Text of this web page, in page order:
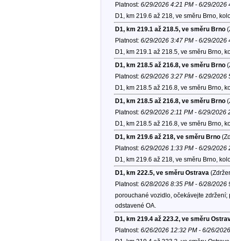
Platnost: 6/29/2026 4:21 PM - 6/29/2026
D1, km 219.6 až 218, ve směru Brno,
D1, km 219.1 až 218.5, ve směru Brno
Platnost: 6/29/2026 3:47 PM - 6/29/2026
D1, km 219.1 až 218.5, ve směru Brno,
D1, km 218.5 až 216.8, ve směru Brno
Platnost: 6/29/2026 3:27 PM - 6/29/2026
D1, km 218.5 až 216.8, ve směru Brno,
D1, km 218.5 až 216.8, ve směru Brno
Platnost: 6/29/2026 2:11 PM - 6/29/2026
D1, km 218.5 až 216.8, ve směru Brno,
D1, km 219.6 až 218, ve směru Brno
Platnost: 6/29/2026 1:33 PM - 6/29/2026
D1, km 219.6 až 218, ve směru Brno,
D1, km 222.5, ve směru Ostrava
Platnost: 6/28/2026 8:35 PM - 6/28/2026
porouchané vozidlo, očekávejte
odstavené OA.
D1, km 219.4 až 223.2, ve směru
Platnost: 6/26/2026 12:32 PM - 6/26/